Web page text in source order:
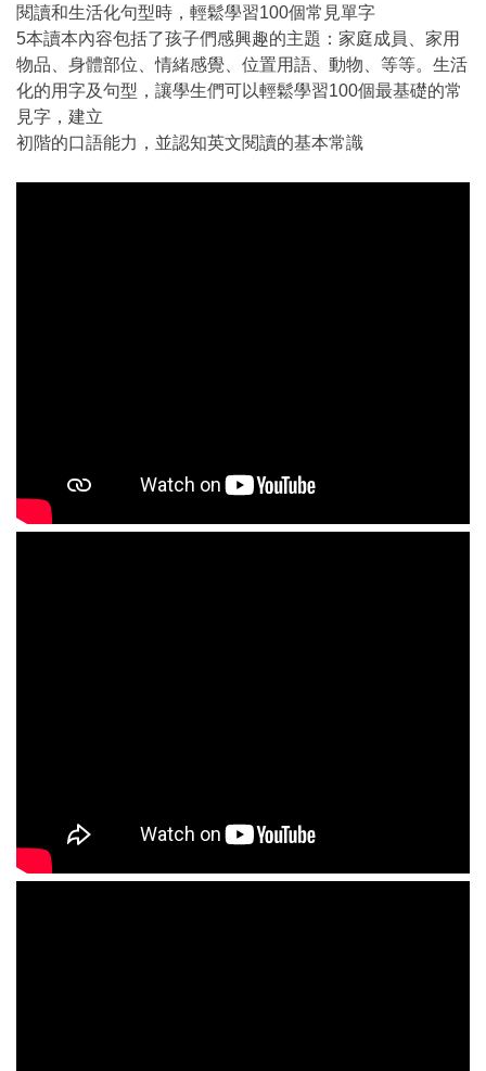
閱讀和生活化句型時，輕鬆學習100個常見單字
5本讀本內容包括了孩子們感興趣的主題：家庭成員、家用
物品、身體部位、情緒感覺、位置用語、動物、等等。生活
化的用字及句型，讓學生們可以輕鬆學習100個最基礎的常
見字，建立
初階的口語能力，並認知英文閱讀的基本常識